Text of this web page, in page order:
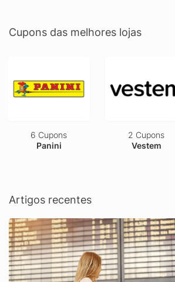
Cupons das melhores lojas
6 Cupons
Panini
2 Cupons
Vestem
Artigos recentes